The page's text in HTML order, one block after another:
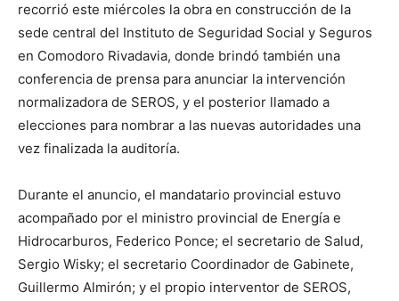
recorrió este miércoles la obra en construcción de la
sede central del Instituto de Seguridad Social y Seguros
en Comodoro Rivadavia, donde brindó también una
conferencia de prensa para anunciar la intervención
normalizadora de SEROS, y el posterior llamado a
elecciones para nombrar a las nuevas autoridades una
vez finalizada la auditoría.
Durante el anuncio, el mandatario provincial estuvo
acompañado por el ministro provincial de Energía e
Hidrocarburos, Federico Ponce; el secretario de Salud,
Sergio Wisky; el secretario Coordinador de Gabinete,
Guillermo Almirón; y el propio interventor de SEROS,